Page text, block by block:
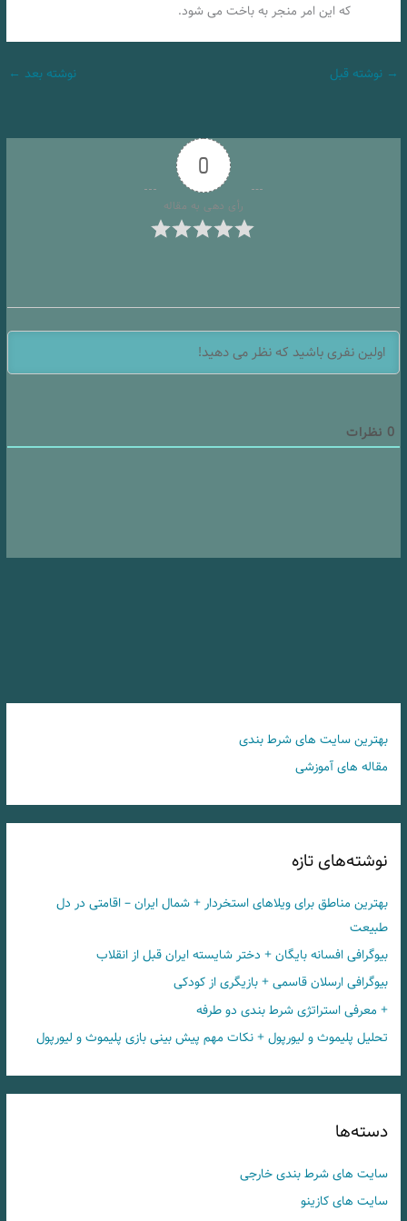
که این امر منجر به باخت می شود.
→ نوشته قبل نوشته بعد ←
0
رأی دهی به مقاله
0 نظرات
بهترین سایت های شرط بندی
مقاله های آموزشی
نوشته‌های تازه
بهترین مناطق برای ویلاهای استخردار + شمال ایران – اقامتی در دل
طبیعت
بیوگرافی افسانه بایگان + دختر شایسته ایران قبل از انقلاب
بیوگرافی ارسلان قاسمی + بازیگری از کودکی
+ معرفی استراتژی شرط بندی دو طرفه
تحلیل پلیموث و لیورپول + نکات مهم پیش بینی بازی پلیموث و لیورپول
دسته‌ها
سایت های شرط بندی خارجی
سایت های کازینو